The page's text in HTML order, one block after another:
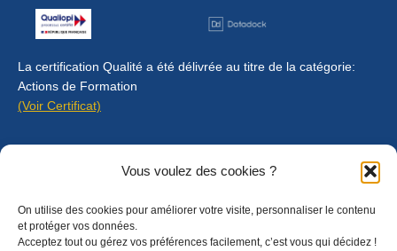
Vous voulez des cookies ?
On utilise des cookies pour améliorer votre visite, personnaliser le contenu
et protéger vos données.
Acceptez tout ou gérez vos préférences facilement, c’est vous qui décidez !
La certification Qualité a été délivrée au titre de la catégorie:
Actions de Formation
(Voir Certificat)
Règlement intérieur